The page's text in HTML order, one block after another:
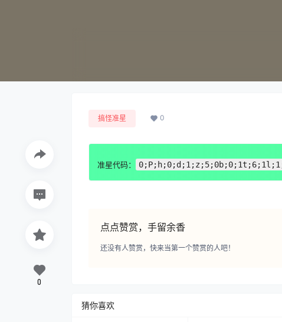
搞怪准星 0
准星代码：
点点赞赏，手留余香
还没有人赞赏，快来当第一个赞赏的人吧！
0
猜你喜欢